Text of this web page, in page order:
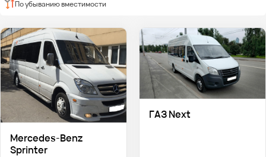
По убыванию вместимости
Mercedes-Benz
Sprinter
ГАЗ Next